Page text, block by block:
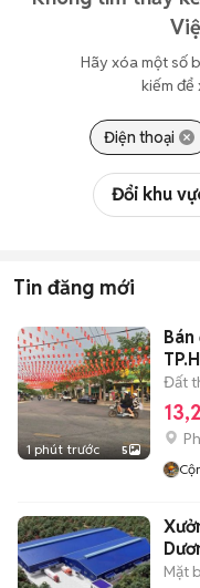
Hãy xóa một số
kiếm để
Điện thoại
Đổi khu
Tin đăng mới
1 phút trước 5
Đất
Mặt